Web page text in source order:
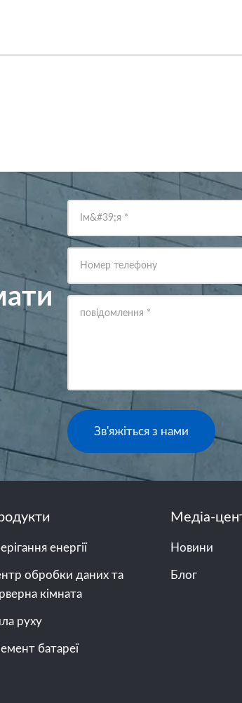
Ім&#39;я *
Номер телефону
повідомлення *
Зв'яжіться з нами
енергії
обробки даних та
кімната
руху
батареї
Медіа-
Новини
Блог